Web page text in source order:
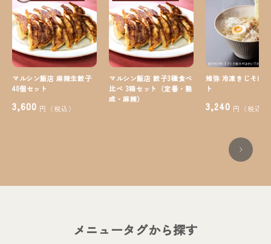
マルシン飯店 麻辣生餃子
40個セット
3,600 円（税込）
マルシン飯店 餃子3種食べ
比べ 3箱セット（定番・熟
成・麻辣）
雉弥 冷凍きじそば 2
ト
3,240 円（税込）
メニュータグから探す